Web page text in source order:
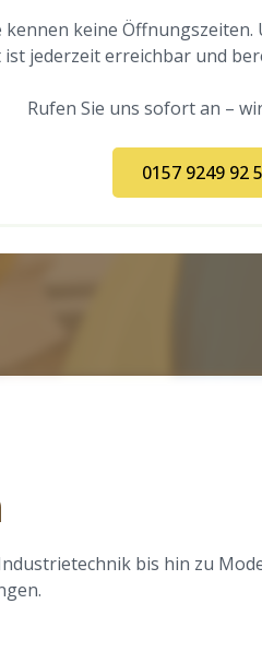
kennen keine
ist jederzeit erreichbar und
Rufen Sie uns sofort an –
0157 9249 92
bis hin zu